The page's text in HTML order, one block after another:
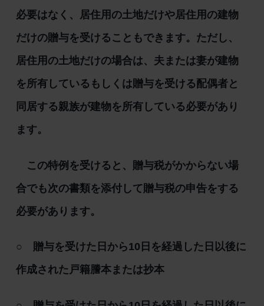
必要はなく、居住用の土地だけや居住用の建物
だけの贈与を受けることもできます。ただし、
居住用の土地だけの場合は、夫または妻が建物
を所有しているもしくは贈与を受ける配偶者と
同居する親族が建物を所有している必要があり
ます。
この特例を受けると、贈与税がかからない場
合でも次の書類を添付して贈与税の申告をする
必要があります。
○ 贈与を受けた日から10日を経過した日以後に
作成された戸籍謄本または抄本